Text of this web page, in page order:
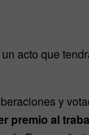
acto que
y
premio al